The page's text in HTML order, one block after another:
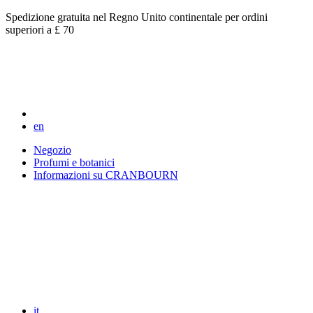
Spedizione gratuita nel Regno Unito continentale per ordini
superiori a £ 70
en
Negozio
Profumi e botanici
Informazioni su CRANBOURN
it